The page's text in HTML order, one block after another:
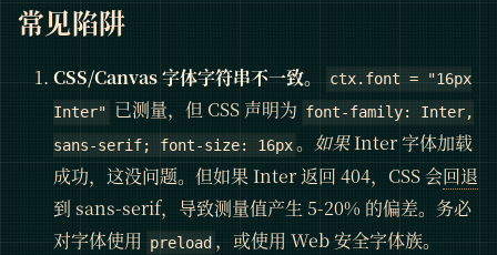
常见陷阱
CSS/Canvas 字体字符串不一致。 ctx.font = "16px
Inter" 已测量，但 CSS 声明为 font-family: Inter,
sans-serif; font-size: 16px。 如果Inter 字体加载
成功，这没问题。但如果 Inter 返回 404，CSS 会回退
到 sans-serif，导致测量值产生 5-20% 的偏差。务必
对字体使用 preload ，或使用 Web 安全字体族。